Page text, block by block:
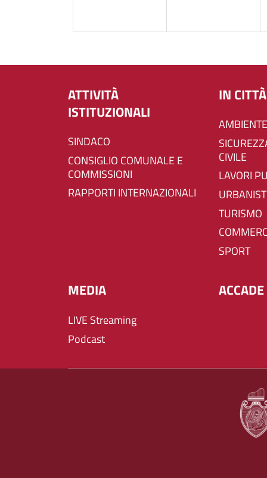
ATTIVITÀ
ISTITUZIONALI
SINDACO
CONSIGLIO COMUNALE E
COMMISSIONI
RAPPORTI INTERNAZIONALI
IN CITTÀ
SICUREZZA E PROTEZIONE
CIVILE
LAVORI
TURISMO
SPORT
MEDIA
LIVE Streaming
Podcast